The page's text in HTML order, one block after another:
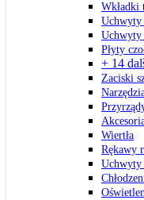
Wkładki
Uchwyty
Uchwyty
Płyty
+ 14
Zaciski
Wiertła
Rękawy
Uchwyty